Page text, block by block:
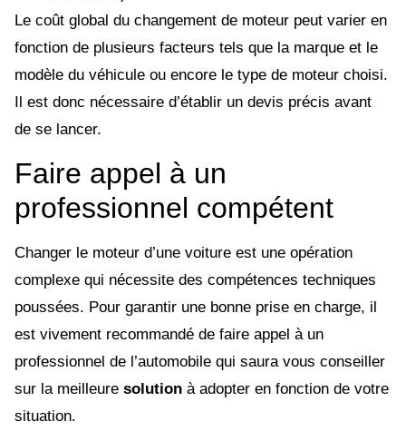
Le coût global du changement de moteur peut varier en
fonction de plusieurs facteurs tels que la marque et le
modèle du véhicule ou encore le type de moteur choisi.
Il est donc nécessaire d’établir un devis précis avant
de se lancer.
Faire appel à un
professionnel compétent
Changer le moteur d’une voiture est une opération
complexe qui nécessite des compétences techniques
poussées. Pour garantir une bonne prise en charge, il
est vivement recommandé de faire appel à un
professionnel de l’automobile qui saura vous conseiller
sur la meilleure solution à adopter en fonction de votre
situation.